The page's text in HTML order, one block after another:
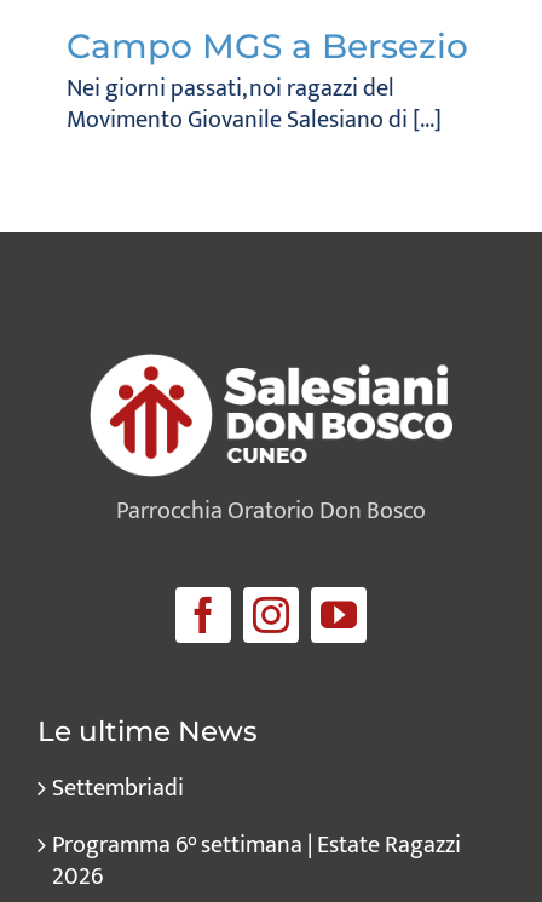
Campo MGS a Bersezio
Nei giorni passati, noi ragazzi del
Movimento Giovanile Salesiano di [...]
Parrocchia Oratorio Don Bosco
Le ultime News
Settembriadi
Programma 6° settimana | Estate Ragazzi
2026